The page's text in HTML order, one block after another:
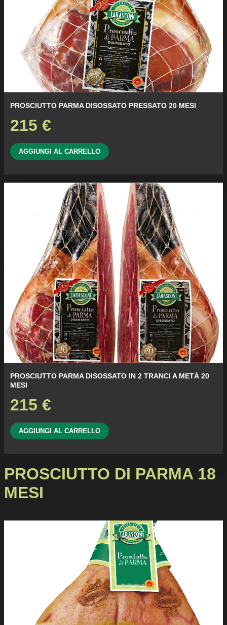
PROSCIUTTO PARMA DISOSSATO PRESSATO 20 MESI
215 €
AGGIUNGI AL CARRELLO
PROSCIUTTO PARMA DISOSSATO IN 2 TRANCI A METÀ 20
MESI
215 €
AGGIUNGI AL CARRELLO
PROSCIUTTO DI PARMA 18
MESI